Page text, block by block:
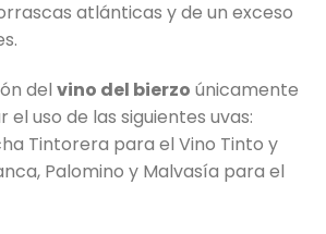
atlánticas y de un exceso
del vino del bierzo únicamente
uso de las siguientes uvas:
Tintorera para el Vino Tinto y
Palomino y Malvasía para el